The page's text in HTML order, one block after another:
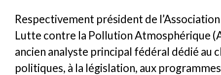
Respectivement président de
Lutte contre la Pollution Atmosphérique
ancien analyste principal fédéral dédié au
politiques, à la législation, aux